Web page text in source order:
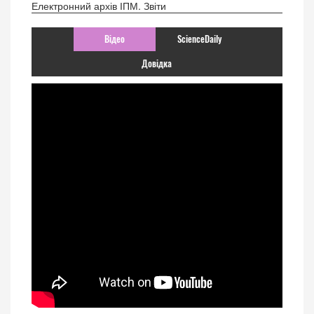
Електронний архів ІПМ. Звіти
Відео ScienceDaily
Довідка